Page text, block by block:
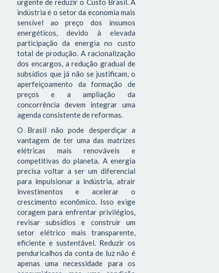
urgente de reduzir o Custo Brasil. A
indústria é o setor da economia mais
sensível ao preço dos insumos
energéticos, devido à elevada
participação da energia no custo
total de produção. A racionalização
dos encargos, a redução gradual de
subsídios que já não se justificam, o
aperfeiçoamento da formação de
preços e a ampliação da
concorrência devem integrar uma
agenda consistente de reformas.
O Brasil não pode desperdiçar a
vantagem de ter uma das matrizes
elétricas mais renováveis e
competitivas do planeta. A energia
precisa voltar a ser um diferencial
para impulsionar a indústria, atrair
investimentos e acelerar o
crescimento econômico. Isso exige
coragem para enfrentar privilégios,
revisar subsídios e construir um
setor elétrico mais transparente,
eficiente e sustentável. Reduzir os
penduricalhos da conta de luz não é
apenas uma necessidade para os